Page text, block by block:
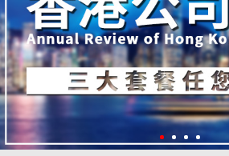
记账报税
关于我们
公司风采